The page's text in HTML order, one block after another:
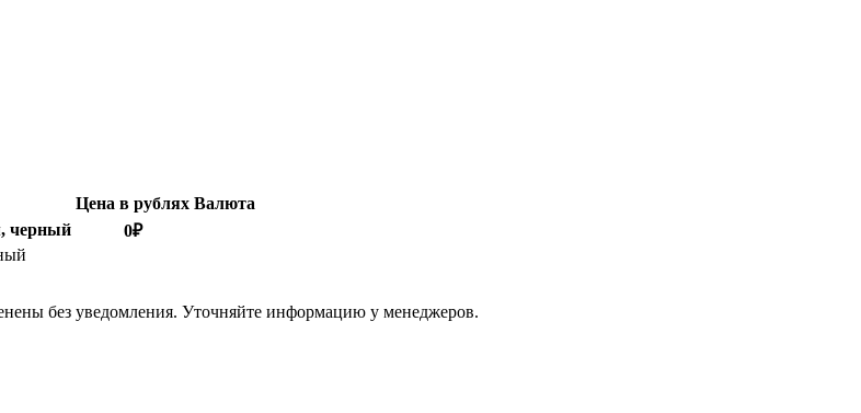
Цена в рублях Валюта
черный 0₽
без уведомления. Уточняйте информацию у менеджеров.